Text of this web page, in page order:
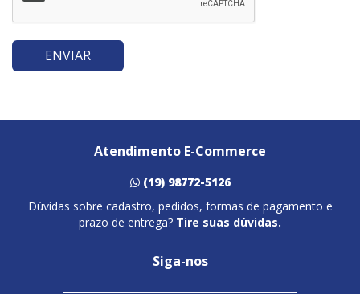
ENVIAR
Atendimento E-Commerce
(19) 98772-5126
Dúvidas sobre cadastro, pedidos, formas de pagamento e
prazo de entrega? Tire suas dúvidas.
Siga-nos